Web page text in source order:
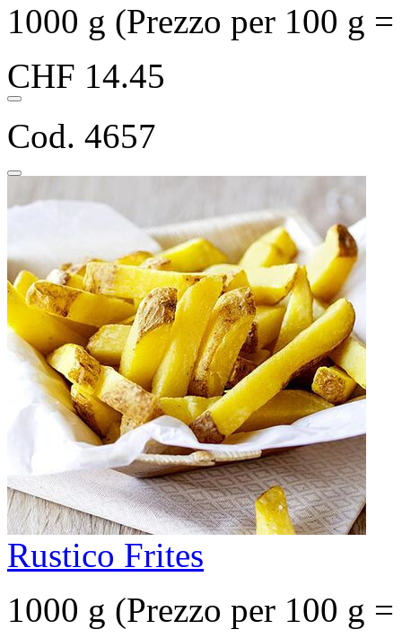
1000 g (Prezzo per 100 g
CHF 14.45
Cod. 4657
Rustico Frites
1000 g (Prezzo per 100 g